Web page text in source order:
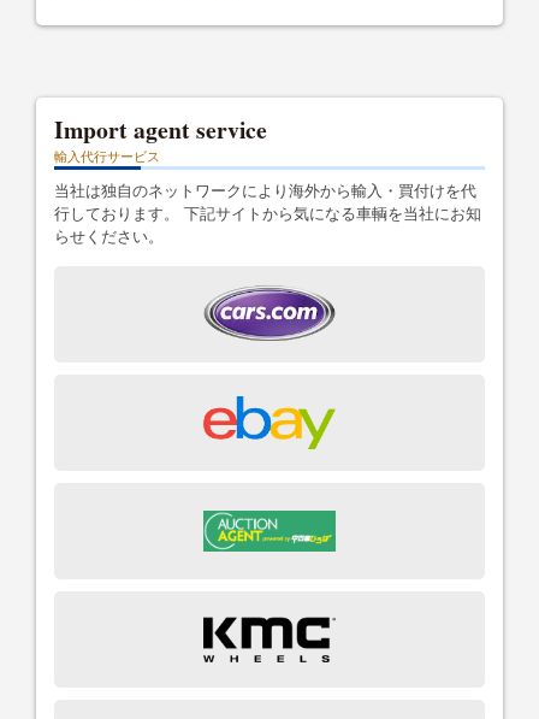
Import agent service
輸入代行サービス
当社は独自のネットワークにより海外から輸入・買付けを代
行しております。 下記サイトから気になる車輌を当社にお知
らせください。